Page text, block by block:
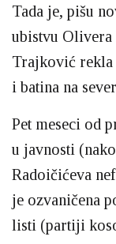
Tada je, pišu
ubistvu Olivera
Trajković rekla
i batina na
Pet meseci od
u javnosti
Radoičićeva
je ozvaničena
listi (partiji